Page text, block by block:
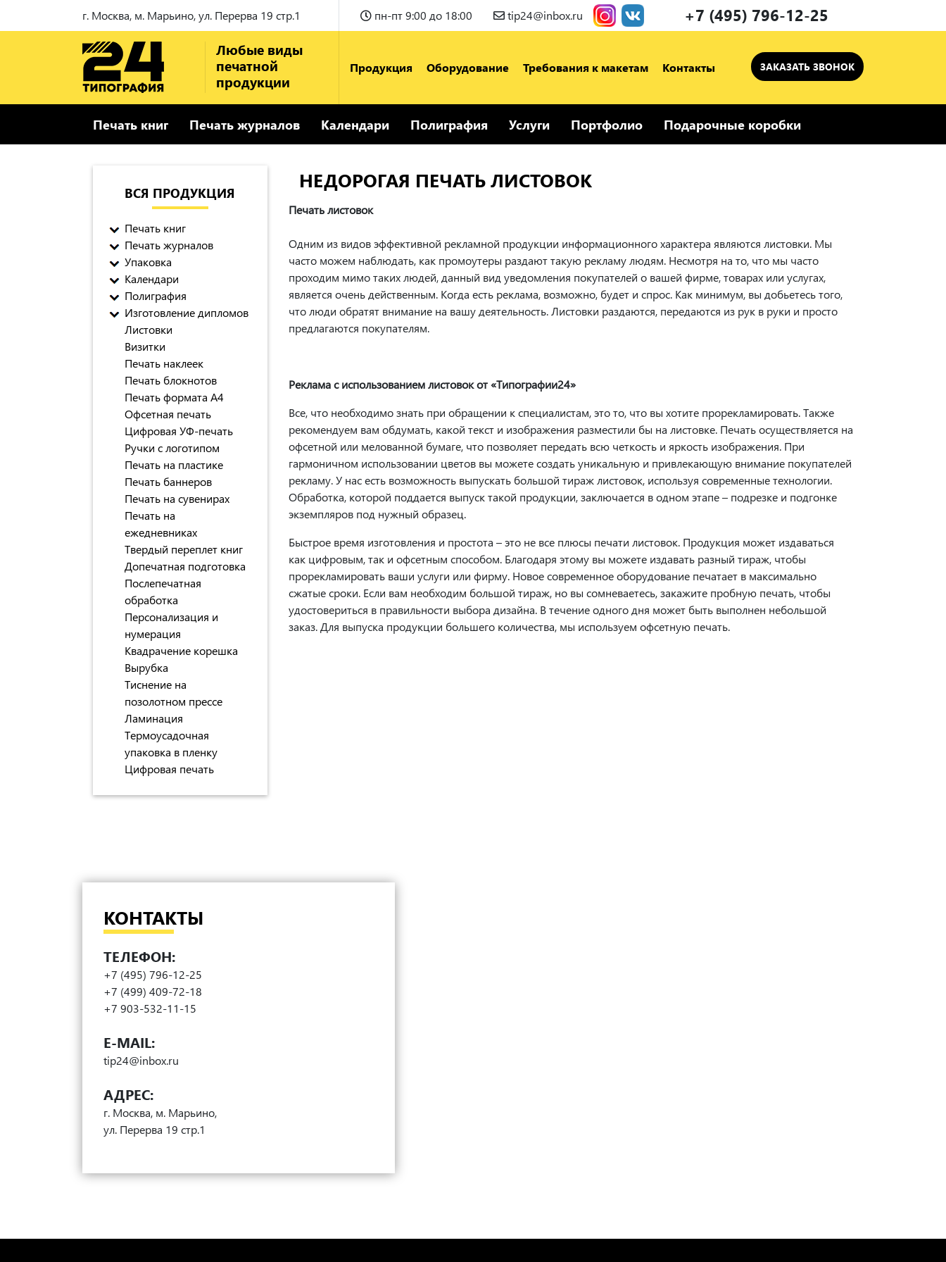
г. Москва, м. Марьино, ул. Перерва 19 стр.1 пн-пт 9:00 до 18:00 tip24@inbox.ru +7 (495) 796-12-25
Любые виды
печатной
продукции
Продукция Оборудование Требования к макетам Контакты ЗАКАЗАТЬ ЗВОНОК
Печать книг Печать журналов Календари Полиграфия Услуги Портфолио Подарочные коробки
ВСЯ ПРОДУКЦИЯ
Печать книг
Печать журналов
Упаковка
Календари
Полиграфия
Изготовление дипломов
Листовки
Визитки
Печать наклеек
Печать блокнотов
Печать формата А4
Офсетная печать
Цифровая УФ-печать
Ручки с логотипом
Печать на пластике
Печать баннеров
Печать на сувенирах
Печать на
ежедневниках
Твердый переплет книг
Допечатная подготовка
Послепечатная
обработка
Персонализация и
нумерация
Квадрачение корешка
Вырубка
Тиснение на
позолотном прессе
Ламинация
Термоусадочная
упаковка в пленку
Цифровая печать
НЕДОРОГАЯ ПЕЧАТЬ ЛИСТОВОК
Печать листовок
Одним из видов эффективной рекламной продукции информационного характера являются листовки. Мы
часто можем наблюдать, как промоутеры раздают такую рекламу людям. Несмотря на то, что мы часто
проходим мимо таких людей, данный вид уведомления покупателей о вашей фирме, товарах или услугах,
является очень действенным. Когда есть реклама, возможно, будет и спрос. Как минимум, вы добьетесь того,
что люди обратят внимание на вашу деятельность. Листовки раздаются, передаются из рук в руки и просто
предлагаются покупателям.
Реклама с использованием листовок от «Типографии24»
Все, что необходимо знать при обращении к специалистам, это то, что вы хотите прорекламировать. Также
рекомендуем вам обдумать, какой текст и изображения разместили бы на листовке. Печать осуществляется на
офсетной или мелованной бумаге, что позволяет передать всю четкость и яркость изображения. При
гармоничном использовании цветов вы можете создать уникальную и привлекающую внимание покупателей
рекламу. У нас есть возможность выпускать большой тираж листовок, используя современные технологии.
Обработка, которой поддается выпуск такой продукции, заключается в одном этапе – подрезке и подгонке
экземпляров под нужный образец.
Быстрое время изготовления и простота – это не все плюсы печати листовок. Продукция может издаваться
как цифровым, так и офсетным способом. Благодаря этому вы можете издавать разный тираж, чтобы
прорекламировать ваши услуги или фирму. Новое современное оборудование печатает в максимально
сжатые сроки. Если вам необходим большой тираж, но вы сомневаетесь, закажите пробную печать, чтобы
удостовериться в правильности выбора дизайна. В течение одного дня может быть выполнен небольшой
заказ. Для выпуска продукции большего количества, мы используем офсетную печать.
КОНТАКТЫ
ТЕЛЕФОН:
+7 (495) 796-12-25
+7 (499) 409-72-18
+7 903-532-11-15
E-MAIL:
tip24@inbox.ru
АДРЕС:
г. Москва, м. Марьино,
ул. Перерва 19 стр.1